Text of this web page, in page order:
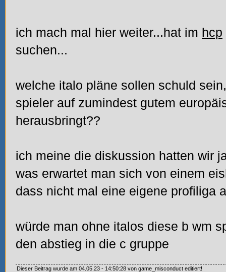
ich mach mal hier weiter...hat im hcp
suchen...
welche italo pläne sollen schuld
spieler auf zumindest gutem
herausbringt??
ich meine die diskussion hatten wir
was erwartet man sich von einem
dass nicht mal eine eigene profiliga
würde man ohne italos diese b wm
den abstieg in die c gruppe
Dieser Beitrag wurde am 04.05.23 - 14:50:28 von game_misconduct editiert!